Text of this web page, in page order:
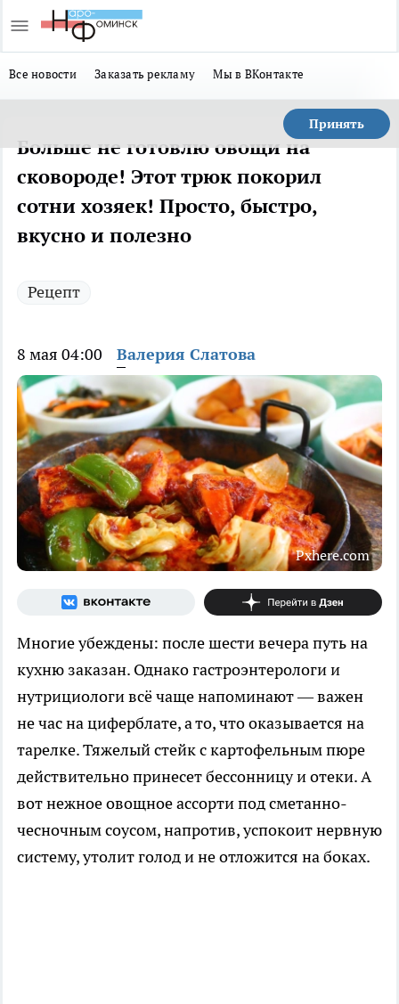
Все новости Заказать рекламу Мы в ВКонтакте
Принять
Больше не готовлю овощи на
сковороде! Этот трюк покорил
сотни хозяек! Просто, быстро,
вкусно и полезно
Рецепт
8 мая 04:00 Валерия Слатова
Pxhere.com
Многие убеждены: после шести вечера путь на
кухню заказан. Однако гастроэнтерологи и
нутрициологи всё чаще напоминают — важен
не час на циферблате, а то, что оказывается на
тарелке. Тяжелый стейк с картофельным пюре
действительно принесет бессонницу и отеки. А
вот нежное овощное ассорти под сметанно-
чесночным соусом, напротив, успокоит нервную
систему, утолит голод и не отложится на боках.